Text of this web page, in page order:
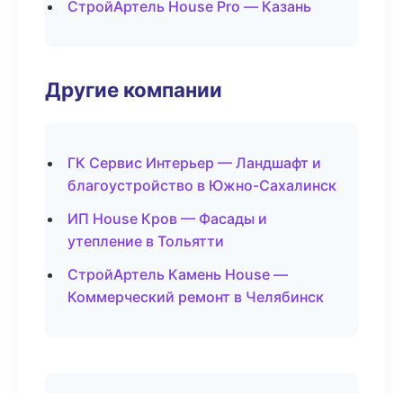
СтройАртель House Pro — Казань
Другие компании
ГК Сервис Интерьер — Ландшафт и
благоустройство в Южно-Сахалинск
ИП House Кров — Фасады и
утепление в Тольятти
СтройАртель Камень House —
Коммерческий ремонт в Челябинск